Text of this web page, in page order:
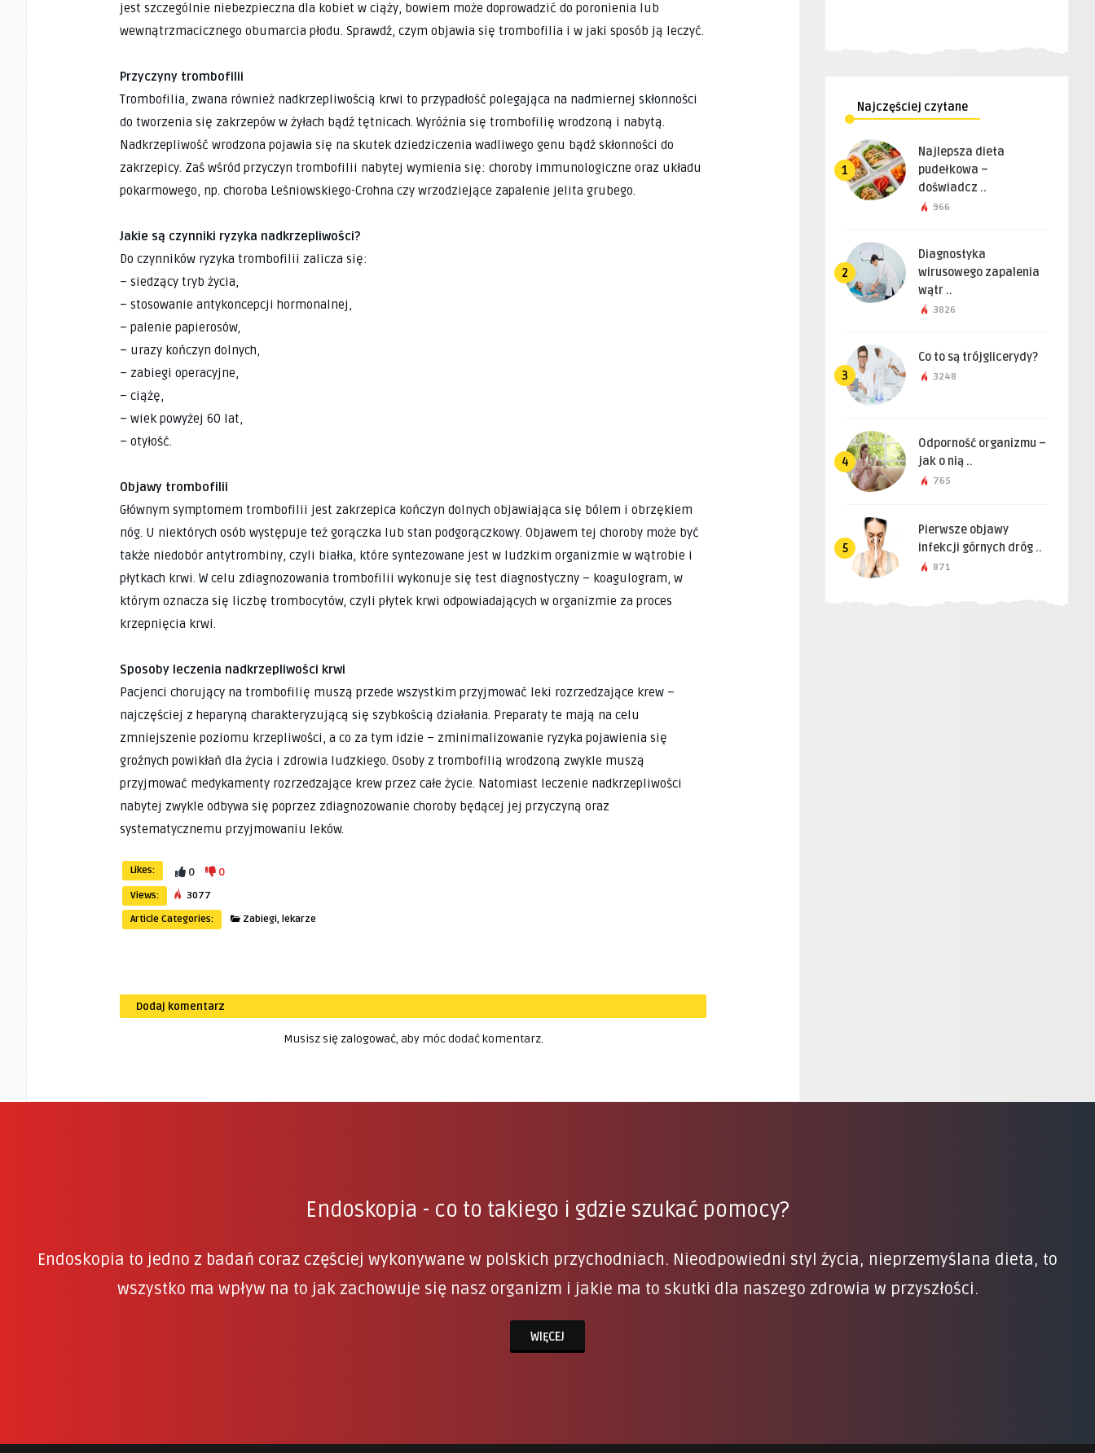
jest szczególnie niebezpieczna dla kobiet w ciąży, bowiem może doprowadzić do poronienia lub
wewnątrzmacicznego obumarcia płodu. Sprawdź, czym objawia się trombofilia i w jaki sposób ją leczyć.
Przyczyny trombofilii
Trombofilia, zwana również nadkrzepliwością krwi to przypadłość polegająca na nadmiernej skłonności
do tworzenia się zakrzepów w żyłach bądź tętnicach. Wyróżnia się trombofilię wrodzoną i nabytą.
Nadkrzepliwość wrodzona pojawia się na skutek dziedziczenia wadliwego genu bądź skłonności do
zakrzepicy. Zaś wśród przyczyn trombofilii nabytej wymienia się: choroby immunologiczne oraz układu
pokarmowego, np. choroba Leśniowskiego-Crohna czy wrzodziejące zapalenie jelita grubego.
Jakie są czynniki ryzyka nadkrzepliwości?
Do czynników ryzyka trombofilii zalicza się:
– siedzący tryb życia,
– stosowanie antykoncepcji hormonalnej,
– palenie papierosów,
– urazy kończyn dolnych,
– zabiegi operacyjne,
– ciążę,
– wiek powyżej 60 lat,
– otyłość.
Objawy trombofilii
Głównym symptomem trombofilii jest zakrzepica kończyn dolnych objawiająca się bólem i obrzękiem
nóg. U niektórych osób występuje też gorączka lub stan podgorączkowy. Objawem tej choroby może być
także niedobór antytrombiny, czyli białka, które syntezowane jest w ludzkim organizmie w wątrobie i
płytkach krwi. W celu zdiagnozowania trombofilii wykonuje się test diagnostyczny – koagulogram, w
którym oznacza się liczbę trombocytów, czyli płytek krwi odpowiadających w organizmie za proces
krzepnięcia krwi.
Sposoby leczenia nadkrzepliwości krwi
Pacjenci chorujący na trombofilię muszą przede wszystkim przyjmować leki rozrzedzające krew –
najczęściej z heparyną charakteryzującą się szybkością działania. Preparaty te mają na celu
zmniejszenie poziomu krzepliwości, a co za tym idzie – zminimalizowanie ryzyka pojawienia się
groźnych powikłań dla życia i zdrowia ludzkiego. Osoby z trombofilią wrodzoną zwykle muszą
przyjmować medykamenty rozrzedzające krew przez całe życie. Natomiast leczenie nadkrzepliwości
nabytej zwykle odbywa się poprzez zdiagnozowanie choroby będącej jej przyczyną oraz
systematycznemu przyjmowaniu leków.
Likes: 0 0
Views:
3077
Article Categories:
Zabiegi, lekarze
Dodaj komentarz
Musisz się zalogować, aby móc dodać komentarz.
Najczęściej czytane
1
Najlepsza dieta
pudełkowa –
doświadcz ..
966
2
Diagnostyka
wirusowego zapalenia
wątr ..
3826
3
Co to są trójglicerydy?
3248
4
Odporność organizmu –
jak o nią ..
765
5
Pierwsze objawy
infekcji górnych dróg ..
871
Endoskopia - co to takiego i gdzie szukać pomocy?
Endoskopia to jedno z badań coraz częściej wykonywane w polskich przychodniach. Nieodpowiedni styl życia, nieprzemyślana dieta, to
wszystko ma wpływ na to jak zachowuje się nasz organizm i jakie ma to skutki dla naszego zdrowia w przyszłości.
WIĘCEJ